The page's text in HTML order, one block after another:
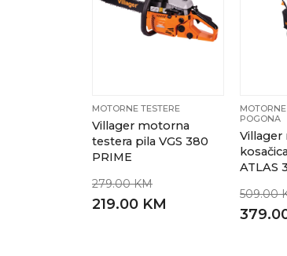
MOTORNE TESTERE
Villager motorna
testera pila VGS 380
PRIME
279.00 KM
219.00 KM
POGONA
ATLAS
509.00